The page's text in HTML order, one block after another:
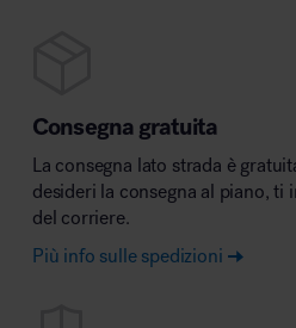
Consegna gratuita
La consegna lato strada è
desideri la consegna al piano, ti
del corriere.
Più info sulle spedizioni